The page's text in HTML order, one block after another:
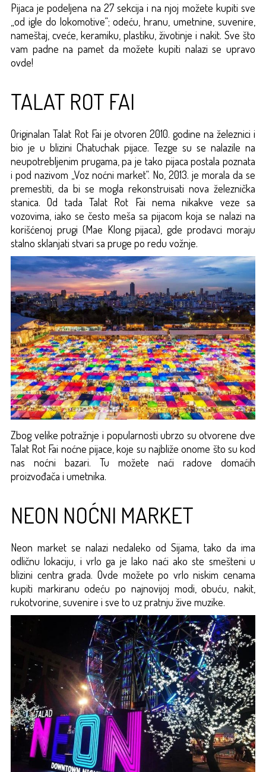
Pijaca je podeljena na 27 sekcija i na njoj možete kupiti sve
„od igle do lokomotive“; odeću, hranu, umetnine, suvenire,
nameštaj, cveće, keramiku, plastiku, životinje i nakit. Sve što
vam padne na pamet da možete kupiti nalazi se upravo
ovde!
TALAT ROT FAI
Originalan Talat Rot Fai je otvoren 2010. godine na železnici i
bio je u blizini Chatuchak pijace. Tezge su se nalazile na
neupotrebljenim prugama, pa je tako pijaca postala poznata
i pod nazivom „Voz noćni market“. No, 2013. je morala da se
premestiti, da bi se mogla rekonstruisati nova železnička
stanica. Od tada Talat Rot Fai nema nikakve veze sa
vozovima, iako se često meša sa pijacom koja se nalazi na
korišćenoj prugi (Mae Klong pijaca), gde prodavci moraju
stalno sklanjati stvari sa pruge po redu vožnje.
Zbog velike potražnje i popularnosti ubrzo su otvorene dve
Talat Rot Fai noćne pijace, koje su najbliže onome što su kod
nas noćni bazari. Tu možete naći radove domaćih
proizvođača i umetnika.
NEON NOĆNI MARKET
Neon market se nalazi nedaleko od Sijama, tako da ima
odličnu lokaciju, i vrlo ga je lako naći ako ste smešteni u
blizini centra grada. Ovde možete po vrlo niskim cenama
kupiti markiranu odeću po najnovijoj modi, obuću, nakit,
rukotvorine, suvenire i sve to uz pratnju žive muzike.